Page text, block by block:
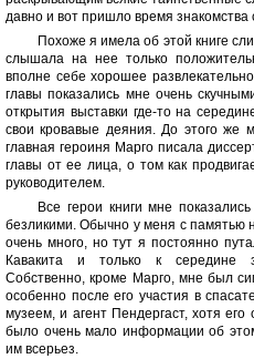
давно и вот пришло время знакомства
Похоже я имела об этой книге
слышала на нее только
вполне себе хорошее
главы показались мне очень
открытия выставки где-то на
свои кровавые деяния. До этого же
главная героиня Марго писала
главы от ее лица, о том как
руководителем.
Все герои книги мне
безликими. Обычно у меня с памятью
очень много, но тут я постоянно
Кавакита и только к середине
Собственно, кроме Марго, мне был
особенно после его участия в
музеем, и агент Пендергаст, хотя
было очень мало информации об
им всерьез.